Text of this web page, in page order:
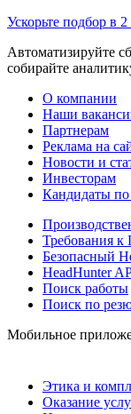
Ускорьте подбор в
Автоматизируйте
собирайте
О компании
Наши
Партнерам
Реклама на
Новости и
Инвесторам
Кандидаты
Требования
Безопасный
HeadHunter
Поиск работы
Поиск по
Мобильное
Этика и
Оказание